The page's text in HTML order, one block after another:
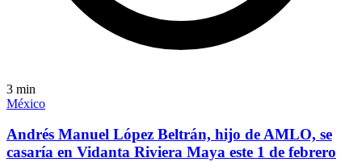
3 min
México
Andrés Manuel López Beltrán, hijo de AMLO, se
casaría en Vidanta Riviera Maya este 1 de febrero